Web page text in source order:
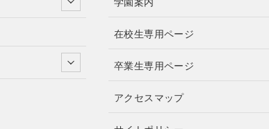
在校生専用ページ
卒業生専用ページ
アクセスマップ